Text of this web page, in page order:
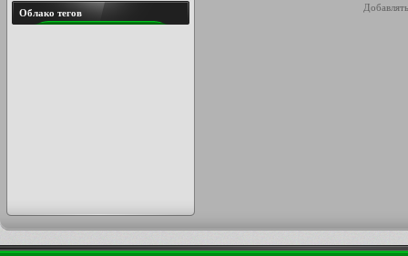
Облако тегов